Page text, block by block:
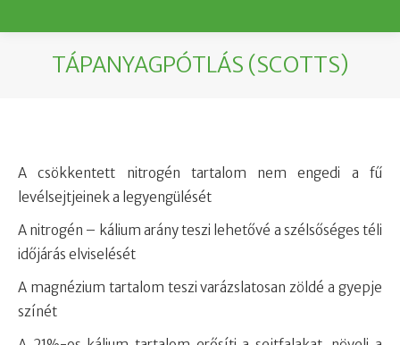
TÁPANYAGPÓTLÁS (SCOTTS)
A csökkentett nitrogén tartalom nem engedi a fű
levélsejtjeinek a legyengülését
A nitrogén – kálium arány teszi lehetővé a szélsőséges téli
időjárás elviselését
A magnézium tartalom teszi varázslatosan zöldé a gyepje
színét